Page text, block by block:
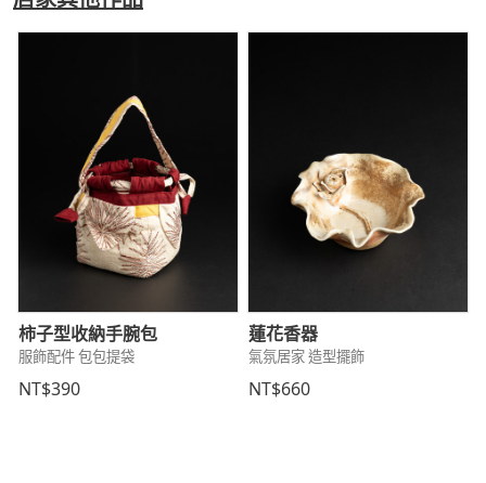
柿子型收納手腕包
服飾配件 包包提袋
NT$390
蓮花香器
氣氛居家 造型擺飾
NT$660